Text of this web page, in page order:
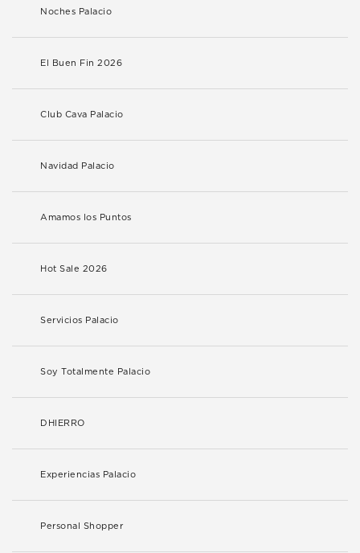
Noches Palacio
El Buen Fin 2026
Club Cava Palacio
Navidad Palacio
Amamos los Puntos
Hot Sale 2026
Servicios Palacio
Soy Totalmente Palacio
DHIERRO
Experiencias Palacio
Personal Shopper